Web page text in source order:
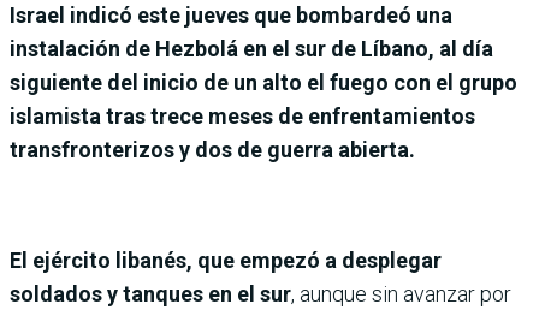
Israel indicó este jueves que bombardeó una
instalación de Hezbolá en el sur de Líbano, al día
siguiente del inicio de un alto el fuego con el grupo
islamista tras trece meses de enfrentamientos
transfronterizos y dos de guerra abierta.
El ejército libanés, que empezó a desplegar
soldados y tanques en el sur, aunque sin avanzar por